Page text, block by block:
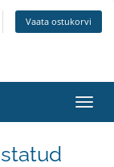
Vaata ostukorvi